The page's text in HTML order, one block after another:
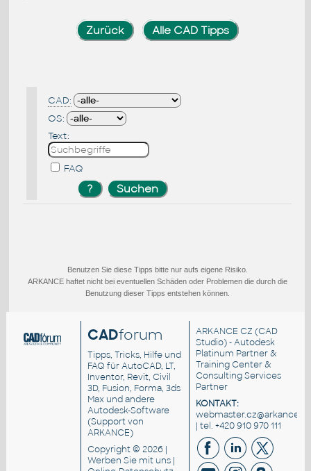
Zurück Alle CAD Tipps
CAD:
OS:
Text:
FAQ
Benutzen Sie diese Tipps bitte nur aufs eigene Risiko.
ARKANCE haftet nicht bei eventuellen Schäden oder Problemen die durch die
Benutzung dieser Tipps entstehen können.
CADforum
Tipps, Tricks, Hilfe und
FAQ für AutoCAD, LT,
Inventor, Revit, Civil
3D, Fusion, Forma, 3ds
Max und andere
Autodesk-Software
(Support von
ARKANCE)
Copyright © 2026 |
Werben Sie mit uns |
ARKANCE CZ (CAD
Studio) - Autodesk
Platinum Partner &
Training Center &
Consulting Services
Partner
KONTAKT:
| tel. +420 910 970 111